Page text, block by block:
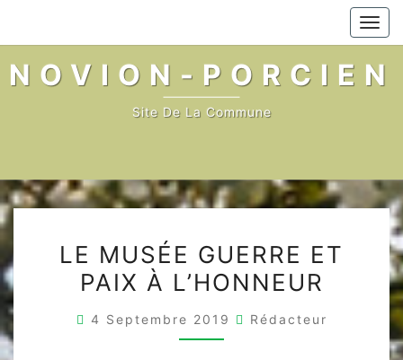
content
NOVION-PORCIEN
Site De La Commune
MUSÉE
GUERRE
LE MUSÉE GUERRE ET
PAIX À L’HONNEUR
4 Septembre 2019 Rédacteur